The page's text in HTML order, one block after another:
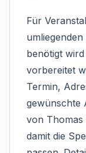
Für
benötigt
vorbereitet
Termin,
gewünschte
von Thomas
damit die